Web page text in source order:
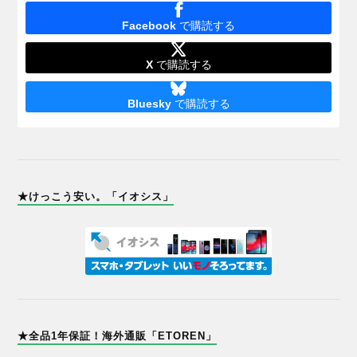
Facebook で購読する
Xで購読する
Blueskyで購読する
★けっこう安い。「イオシス」
★全品1年保証！海外通販「ETOREN」